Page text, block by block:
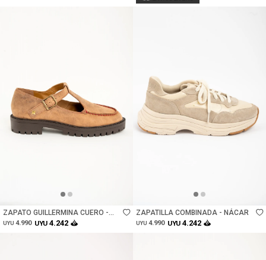
ZAPATO GUILLERMINA CUERO -
CAMEL
UYU 4.990 UYU 4.242
ZAPATILLA COMBINADA - NÁCAR
UYU 4.990 UYU 4.242